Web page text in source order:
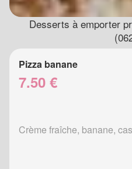
Desserts à emporter
Pizza banane
7.50 €
Crème fraîche, banane,